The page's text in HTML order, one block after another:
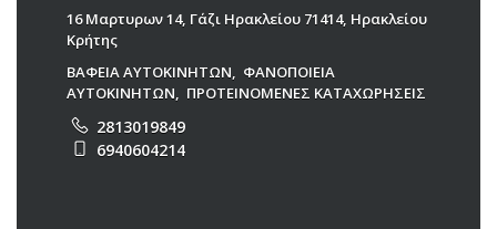
16 Μαρτυρων 14, Γάζι Ηρακλείου 71414, Ηρακλείου
Κρήτης
ΒΑΦΕΙΑ ΑΥΤΟΚΙΝΗΤΩΝ, ΦΑΝΟΠΟΙΕΙΑ
ΑΥΤΟΚΙΝΗΤΩΝ, ΠΡΟΤΕΙΝΟΜΕΝΕΣ ΚΑΤΑΧΩΡΗΣΕΙΣ
2813019849
6940604214